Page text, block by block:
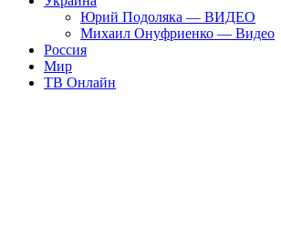
Юрий Подоляка — ВИДЕО
Михаил Онуфриенко — Видео
Россия
Мир
ТВ Онлайн